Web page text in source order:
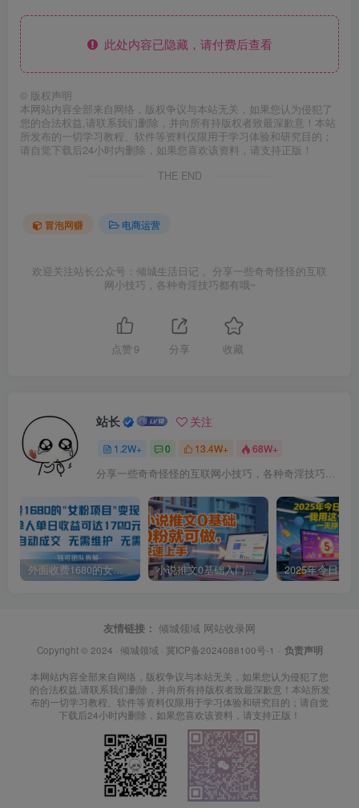
此处内容已隐藏，请付费后查看
© 版权声明
本网站内容全部来自网络，版权争议与本站无关，如果您认为侵犯了
您的合法权益,请联系我们删除，并向所有持版权者致最深歉意！本站
所发布的一切学习教程、软件等资料仅限用于学习体验和研究目的；
请自觉下载后24小时内删除，如果您喜欢该资料，请支持正版！
THE END
冒泡网赚 电商运营
欢迎关注站长公众号：倾城生活日记 。分享一些奇奇怪怪的互联
网小技巧，各种奇淫技巧都有哦~
点赞 9 分享 收藏
站长 关注
1.2W+ 0 13.4W+ 68W+
分享一些奇奇怪怪的互联网小技巧，各种奇淫技巧都在本站。
外面收费1680的女粉项目变现，单人单日收益可达1.7k，全自动成交无需维护 小说推文0基础入门教程，0粉就可做，快速上手
友情链接： 倾城领域 网站收录网
Copyright © 2024 · 倾城领域 · 冀ICP备2024088100号-1 · 负责声明
本网站内容全部来自网络，版权争议与本站无关，如果您认为侵犯了您
的合法权益,请联系我们删除，并向所有持版权者致最深歉意！本站所发
布的一切学习教程、软件等资料仅限用于学习体验和研究目的；请自觉
下载后24小时内删除，如果您喜欢该资料，请支持正版！